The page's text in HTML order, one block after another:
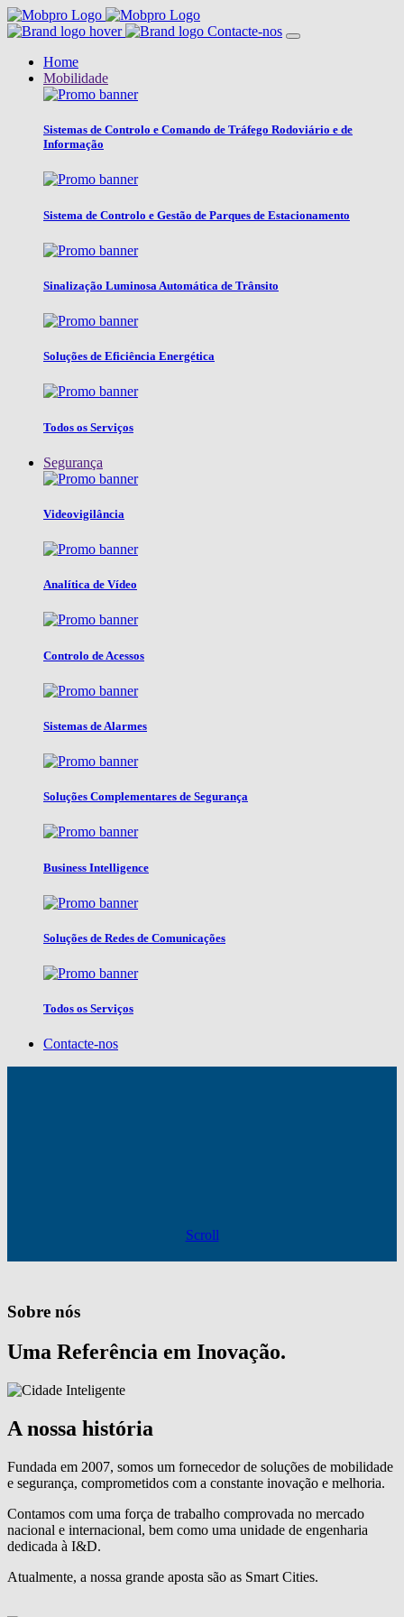
Contacte-nos
Home
Mobilidade
Sistemas de Controlo e Comando de Tráfego Rodoviário e de
Informação
Sistema de Controlo e Gestão de Parques de Estacionamento
Sinalização Luminosa Automática de Trânsito
Soluções de Eficiência Energética
Todos os Serviços
Segurança
Videovigilância
Analítica de Vídeo
Controlo de Acessos
Sistemas de Alarmes
Soluções Complementares de Segurança
Business Intelligence
Soluções de Redes de Comunicações
Todos os Serviços
Contacte-nos
Scroll
Sobre nós
Uma Referência em Inovação.
A nossa história
Fundada em 2007, somos um fornecedor de soluções de mobilidade
e segurança, comprometidos com a constante inovação e melhoria.
Contamos com uma força de trabalho comprovada no mercado
nacional e internacional, bem como uma unidade de engenharia
dedicada à I&D.
Atualmente, a nossa grande aposta são as Smart Cities.